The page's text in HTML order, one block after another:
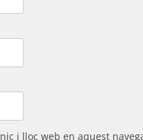
i lloc web en aquest